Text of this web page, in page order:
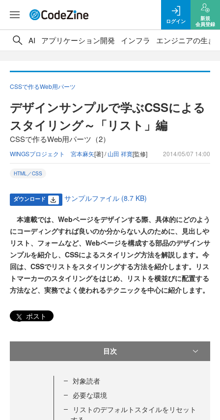
ログイン
新規
会員登録
AI アプリケーション開発 インフラ エンジニアの生き
CSSで作るWeb用パーツ
デザインサンプルで学ぶCSSによる
スタイリング～「リスト」編
CSSで作るWeb用パーツ（2）
WINGSプロジェクト 宮本麻矢[著] /山田 祥寛[監修] 2014/05/07 14:00
HTML／CSS
ダウンロード サンプルファイル (8.7 KB)
本連載では、Webページをデザインする際、具体的にどのよう
にコーディングすれば良いのか分からない人のために、見出しや
リスト、フォームなど、Webページを構成する部品のデザインサ
ンプルを紹介し、CSSによるスタイリング方法を解説します。今
回は、CSSでリストをスタイリングする方法を紹介します。リス
トマーカーのスタイリングをはじめ、リストを横並びに配置する
方法など、実務でよく使われるテクニックを中心に紹介します。
ポスト
目次
対象読者
必要な環境
リストのデフォルトスタイルをリセット